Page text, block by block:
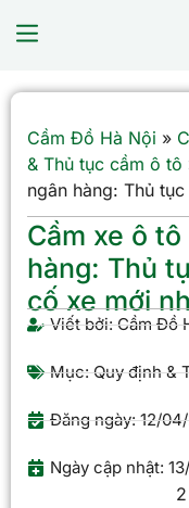
Cầm Đồ Hà Nội »
& Thủ tục cầm ô tô
ngân hàng: Thủ
Cầm xe ô
hàng: Thủ
cố xe mới
Viết bởi:Cầm Đồ
Mục: Quy định &
Đăng ngày: 12/
Ngày cập nhật: